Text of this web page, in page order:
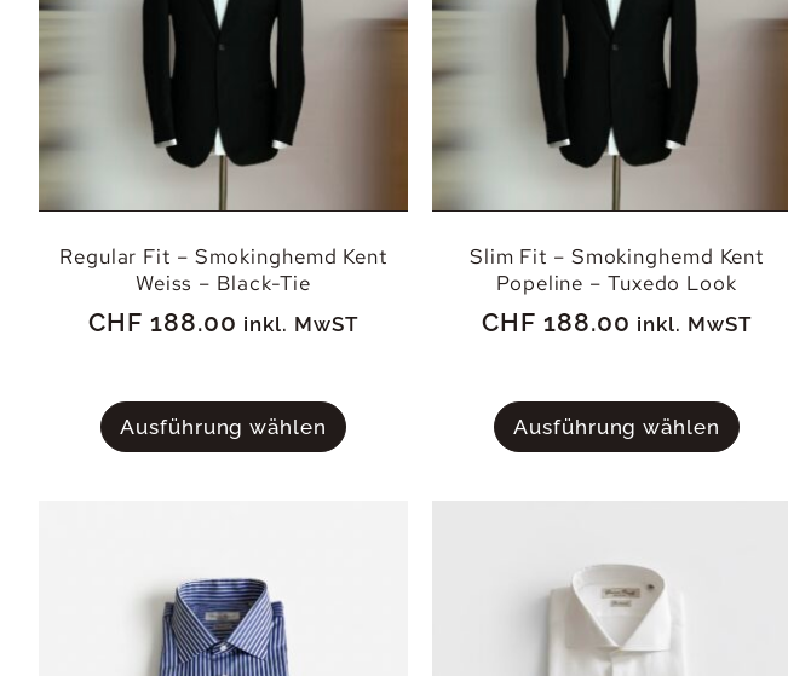
Regular Fit – Smokinghemd Kent
Weiss – Black-Tie
CHF 188.00 inkl. MwST
Ausführung wählen
Slim Fit – Smokinghemd Kent
Popeline – Tuxedo Look
CHF 188.00 inkl. MwST
Ausführung wählen